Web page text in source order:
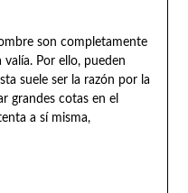
son completamente
Por ello, pueden
suele ser la razón por la
grandes cotas en el
a sí misma,